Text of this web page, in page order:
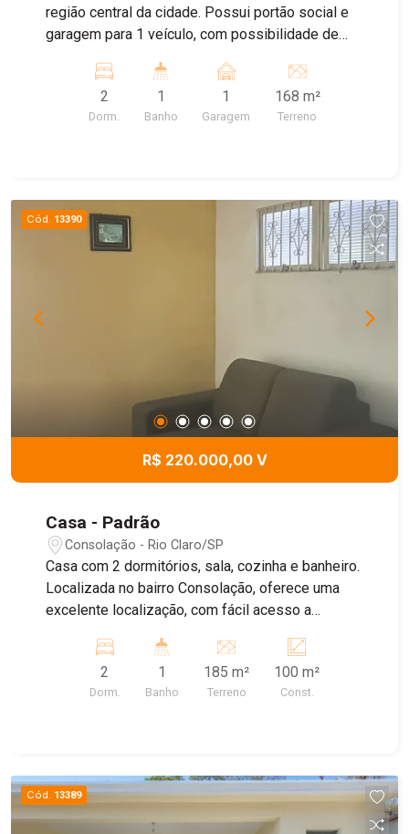
região central da cidade. Possui portão social e
garagem para 1 veículo, com possibilidade de
sistema de gaveta. O imóvel conta com entrada
social, sala de estar, 2 dormitórios, cozinha e
banheiro social. Nos fundos, dispõe de amplo
de sua estrutura, contando ainda com laje em um
dos dormitórios e no banheiro social.
2
Dorm.
1
Banho
1
Garagem
168 m²
Terreno
Cód. 13390
R$ 220.000,00 V
Casa - Padrão
Consolação - Rio Claro/SP
Casa com 2 dormitórios, sala, cozinha e banheiro.
Localizada no bairro Consolação, oferece uma
excelente localização, com fácil acesso a
demais serviços essenciais, proporcionando
praticidade e comodidade para o dia a dia. Ideal
para quem busca conforto e uma ótima
2
Dorm.
1
Banho
185 m²
Terreno
100 m²
Const.
Cód. 13389